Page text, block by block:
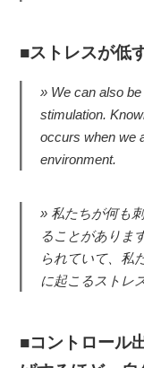
ストレスが低
We can also
stimulation.
occurs when we
environment.
私たちが何も
ることがありま
られていて、私
に起こるストレ
コントロール